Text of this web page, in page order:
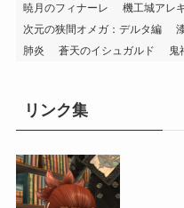
暁月のフィナーレ
機工城アレ
次元の狭間オメガ：デルタ編
肺炎
蒼天のイシュガルド 鬼
リンク集